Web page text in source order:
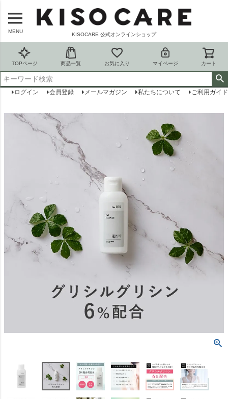
MENU
KISOCARE 公式オンラインショップ
TOPページ 商品一覧 お気に入り マイページ カート
ログイン 会員登録 メールマガジン 私たちについて ご利用ガイド